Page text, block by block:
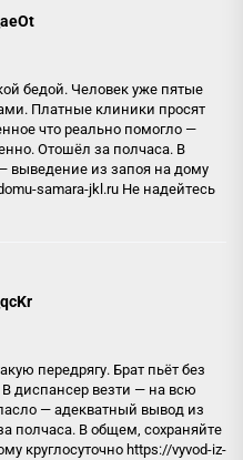
бедой. Человек уже пятые
Платные клиники просят
что реально помогло —
Отошёл за полчаса. В
выведение из запоя на дому
samara-jkl.ru Не надейтесь
передрягу. Брат пьёт без
диспансер везти — на всю
— адекватный вывод из
полчаса. В общем, сохраняйте
круглосуточно https://vyvod-iz-